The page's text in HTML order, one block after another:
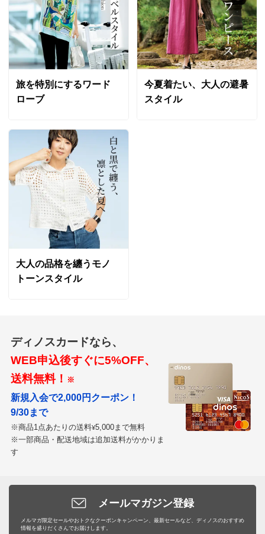
旅を特別にするワード
ローブ
今夏着たい、大人の避暑
スタイル
大人の品格を纏うモノ
トーンスタイル
ディノスカードなら、
WEB申込後すぐに5%OFF、
送料無料！ ※
新規入会で2,000円クーポン！
9/30まで
※商品1点あたりの送料¥5,000まで無料
※一部商品・配送地域は追加送料がかかりま
す
メールマガジン登録
メルマガ限定セールやおトクなクーポンキャンペーン、最新セールなど、ディノスのおすすめ
情報を盛りだくさんでお届けします。